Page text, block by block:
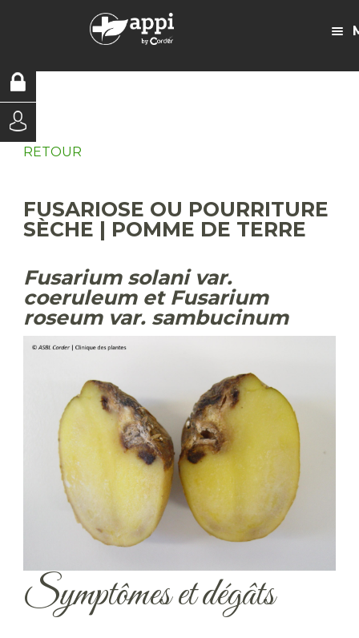
RETOUR
FUSARIOSE OU POURRITURE
SÈCHE | POMME DE TERRE
Fusarium solani var.
coeruleum et Fusarium
roseum var. sambucinum
Symptômes et dégâts